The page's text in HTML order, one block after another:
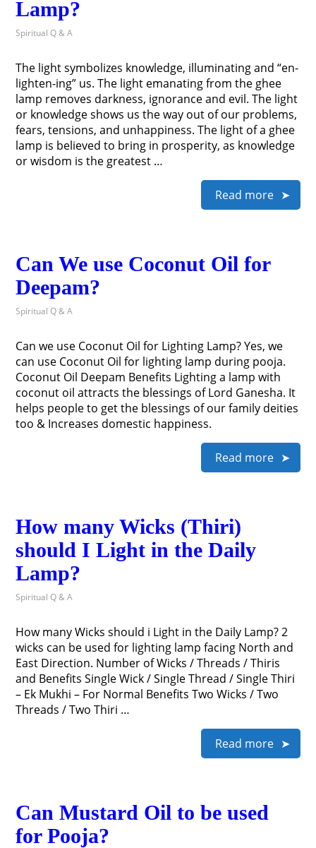
Lamp?
Spiritual Q & A
The light symbolizes knowledge, illuminating and “en-
lighten-ing” us. The light emanating from the ghee
lamp removes darkness, ignorance and evil. The light
or knowledge shows us the way out of our problems,
fears, tensions, and unhappiness. The light of a ghee
lamp is believed to bring in prosperity, as knowledge
or wisdom is the greatest …
Read more
Can We use Coconut Oil for
Deepam?
Spiritual Q & A
Can we use Coconut Oil for Lighting Lamp? Yes, we
can use Coconut Oil for lighting lamp during pooja.
Coconut Oil Deepam Benefits Lighting a lamp with
coconut oil attracts the blessings of Lord Ganesha. It
helps people to get the blessings of our family deities
too & Increases domestic happiness.
Read more
How many Wicks (Thiri)
should I Light in the Daily
Lamp?
Spiritual Q & A
How many Wicks should i Light in the Daily Lamp? 2
wicks can be used for lighting lamp facing North and
East Direction. Number of Wicks / Threads / Thiris
and Benefits Single Wick / Single Thread / Single Thiri
– Ek Mukhi – For Normal Benefits Two Wicks / Two
Threads / Two Thiri …
Read more
Can Mustard Oil to be used
for Pooja?